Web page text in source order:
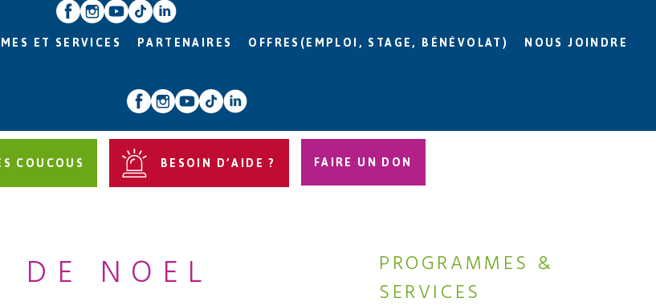
ET SERVICES PARTENAIRES OFFRES(EMPLOI, STAGE, BÉNÉVOLAT) NOUS JOINDRE
COUCOUS BESOIN D’AIDE ? FAIRE UN DON
DE NOEL
PROGRAMMES &
SERVICES